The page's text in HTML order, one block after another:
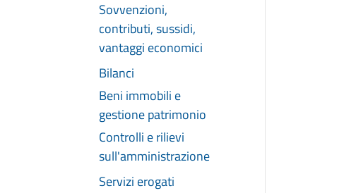
Sovvenzioni,
contributi, sussidi,
vantaggi economici
Bilanci
Beni immobili e
gestione patrimonio
Controlli e rilievi
sull'amministrazione
Servizi erogati